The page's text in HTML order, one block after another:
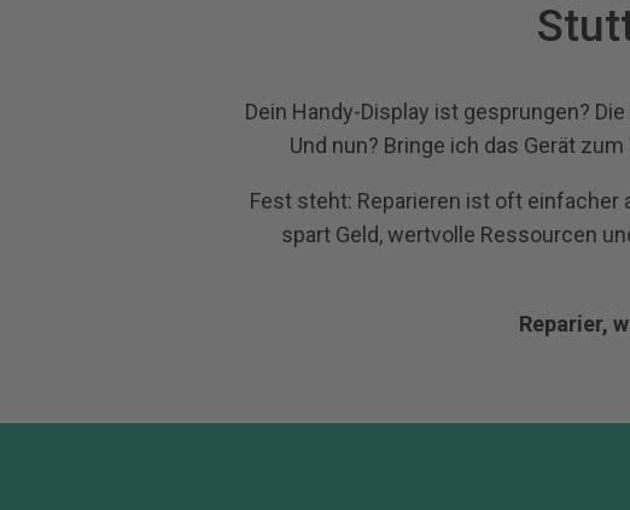
Dein Handy-Display ist gesprungen?
Und nun? Bringe ich das Gerät
Fest steht: Reparieren ist oft einfacher
spart Geld, wertvolle Ressourcen
Reparier,